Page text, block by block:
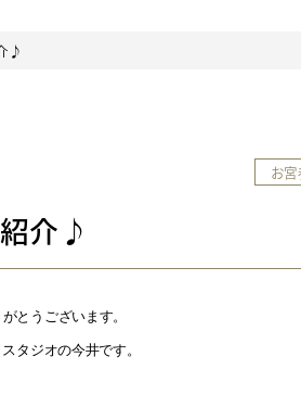
♪
お宮
介♪
とうございます。
タジオの今井です。